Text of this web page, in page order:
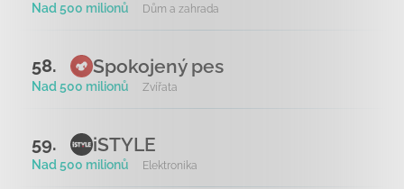
Nad 500 milionů Dům a zahrada
58. Spokojený pes
Nad 500 milionů Zvířata
59. iSTYLE
Nad 500 milionů Elektronika